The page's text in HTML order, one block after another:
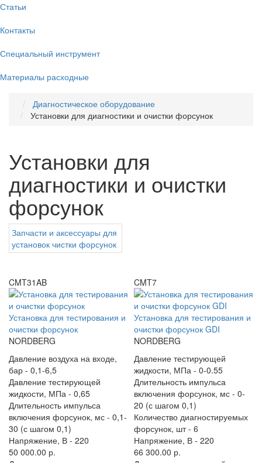
Статьи
Контакты
Специальный инструмент
Материалы расходные
Диагностическое оборудование
Установки для диагностики и очистки форсунок
Установки для
диагностики и очистки
форсунок
Запчасти и аксессуары для
установок чистки форсунок
CMT31AB
Установка для тестирования и
очистки форсунок
NORDBERG
Давление воздуха на входе,
бар - 0,1-6,5
Давление тестирующей
жидкости, МПа - 0,65
Длительность импульса
включения форсунок, мс - 0,1-
30 (с шагом 0,1)
Напряжение, В - 220
50 000.00 р.
CMT7
Установка для тестирования и
очистки форсунок GDI
NORDBERG
Давление тестирующей
жидкости, МПа - 0-0.55
Длительность импульса
включения форсунок, мс - 0-
20 (с шагом 0,1)
Количество диагностируемых
форсунок, шт - 6
Напряжение, В - 220
66 300.00 р.